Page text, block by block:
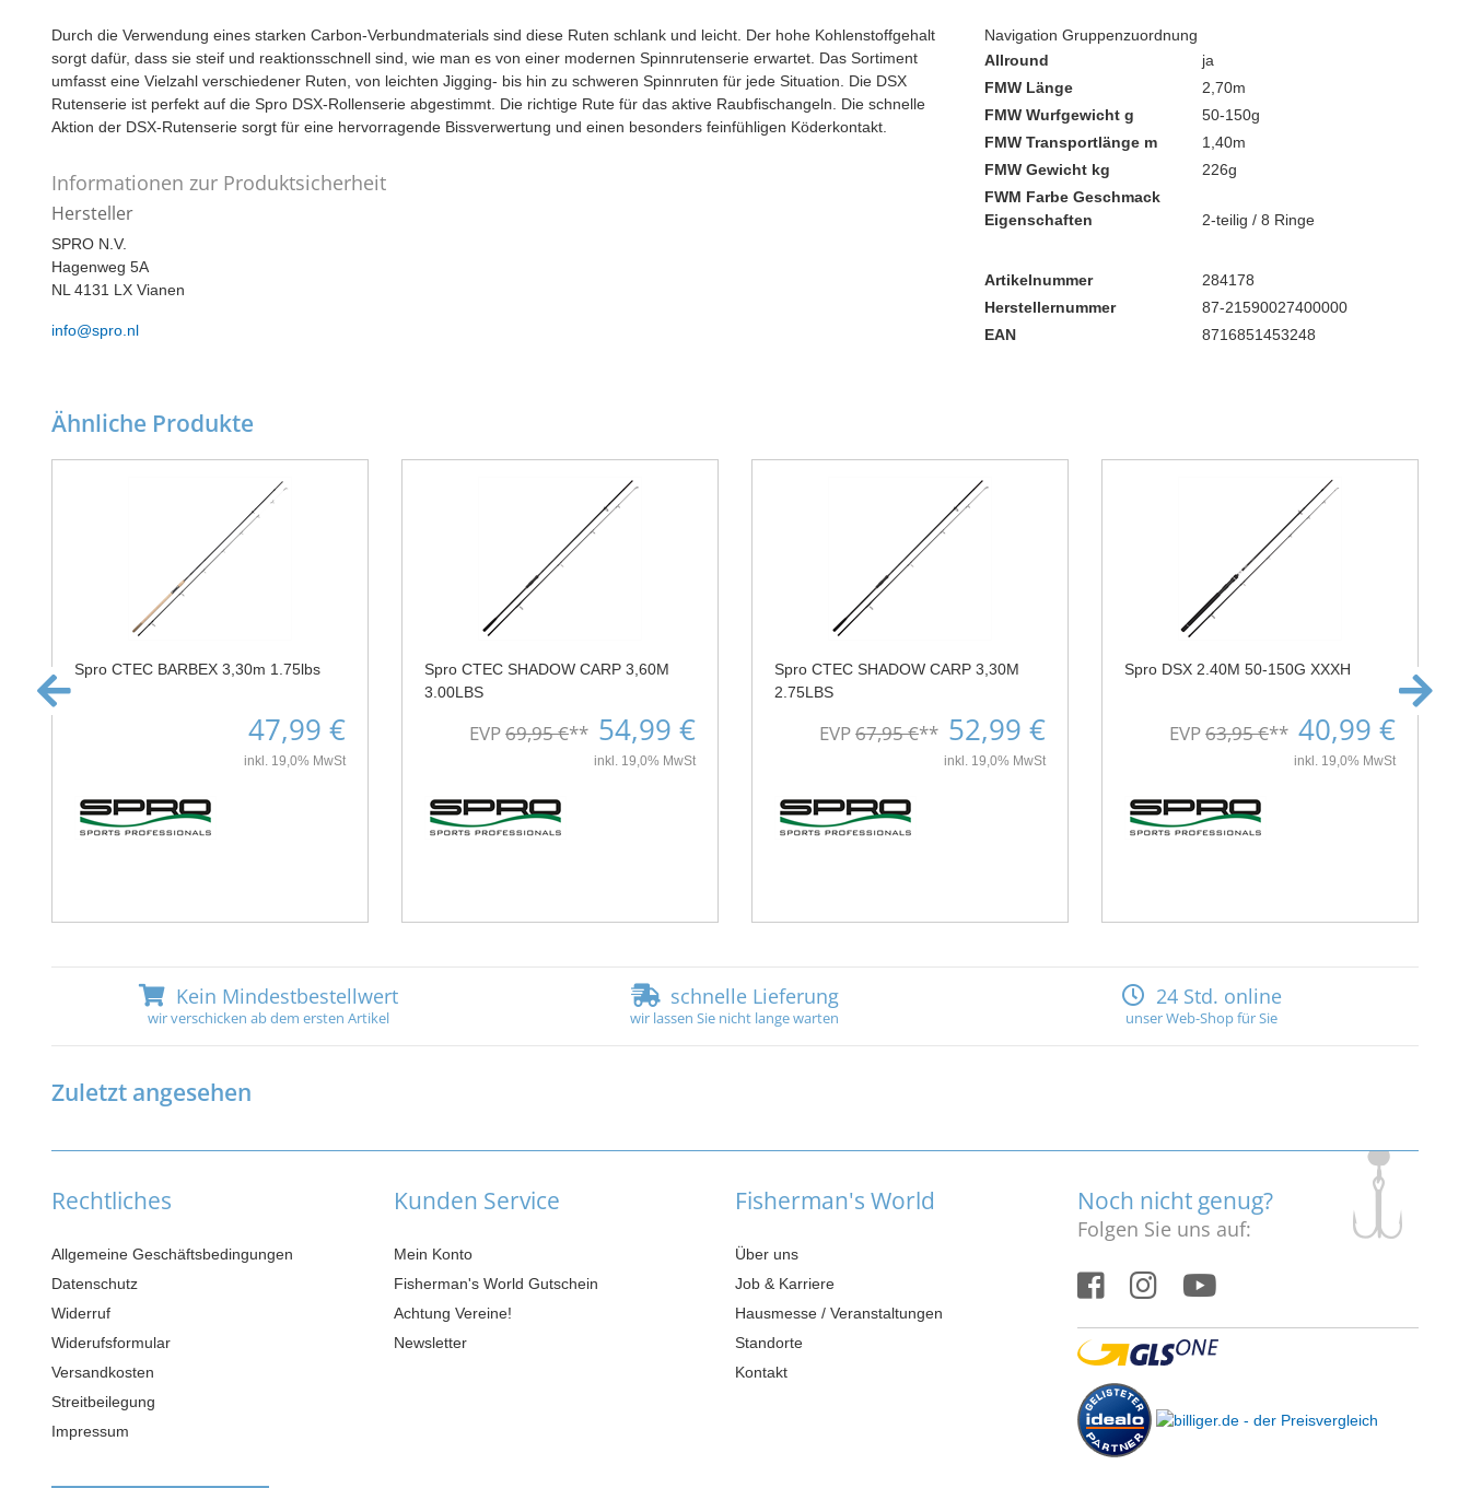
Durch die Verwendung eines starken Carbon-Verbundmaterials sind diese Ruten schlank und leicht. Der hohe Kohlenstoffgehalt
sorgt dafür, dass sie steif und reaktionsschnell sind, wie man es von einer modernen Spinnrutenserie erwartet. Das Sortiment
umfasst eine Vielzahl verschiedener Ruten, von leichten Jigging- bis hin zu schweren Spinnruten für jede Situation. Die DSX
Rutenserie ist perfekt auf die Spro DSX-Rollenserie abgestimmt. Die richtige Rute für das aktive Raubfischangeln. Die schnelle
Aktion der DSX-Rutenserie sorgt für eine hervorragende Bissverwertung und einen besonders feinfühligen Köderkontakt.
Informationen zur Produktsicherheit
Hersteller
SPRO N.V.
Hagenweg 5A
NL 4131 LX Vianen
info@spro.nl
Navigation Gruppenzuordnung
Allround
ja
FMW Länge
2,70m
FMW Wurfgewicht g
50-150g
FMW Transportlänge m
1,40m
FMW Gewicht kg
226g
FWM Farbe Geschmack
Eigenschaften
2-teilig / 8 Ringe
Artikelnummer
284178
Herstellernummer
87-21590027400000
EAN
8716851453248
Ähnliche Produkte
Spro CTEC BARBEX 3,30m 1.75lbs
47,99 €
inkl. 19,0% MwSt
Spro CTEC SHADOW CARP 3,60M
3.00LBS
EVP69,95 €** 54,99 €
inkl. 19,0% MwSt
Spro CTEC SHADOW CARP 3,30M
2.75LBS
EVP67,95 €** 52,99 €
inkl. 19,0% MwSt
Spro DSX 2.40M 50-150G XXXH
EVP63,95 €** 40,99 €
inkl. 19,0% MwSt
Kein Mindestbestellwert
wir verschicken ab dem ersten Artikel
schnelle Lieferung
wir lassen Sie nicht lange warten
24 Std. online
unser Web-Shop für Sie
Zuletzt angesehen
Rechtliches
Allgemeine Geschäftsbedingungen
Datenschutz
Widerruf
Widerufsformular
Versandkosten
Streitbeilegung
Impressum
Kunden Service
Mein Konto
Fisherman's World Gutschein
Achtung Vereine!
Newsletter
Fisherman's World
Über uns
Job & Karriere
Hausmesse / Veranstaltungen
Standorte
Kontakt
Noch nicht genug?
Folgen Sie uns auf: